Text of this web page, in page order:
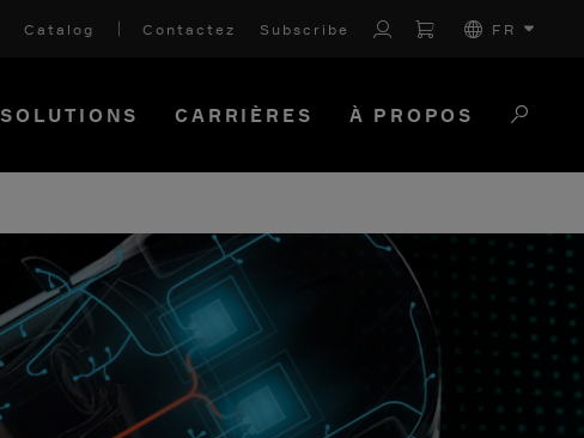
Catalog Contactez Subscribe FR
SOLUTIONS CARRIÈRES À PROPOS